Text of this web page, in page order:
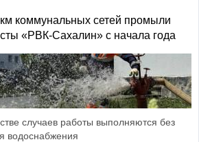
коммунальных сетей промыли
«РВК‑Сахалин» с начала года
случаев работы выполняются без
водоснабжения